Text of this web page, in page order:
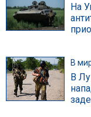
На
В
В